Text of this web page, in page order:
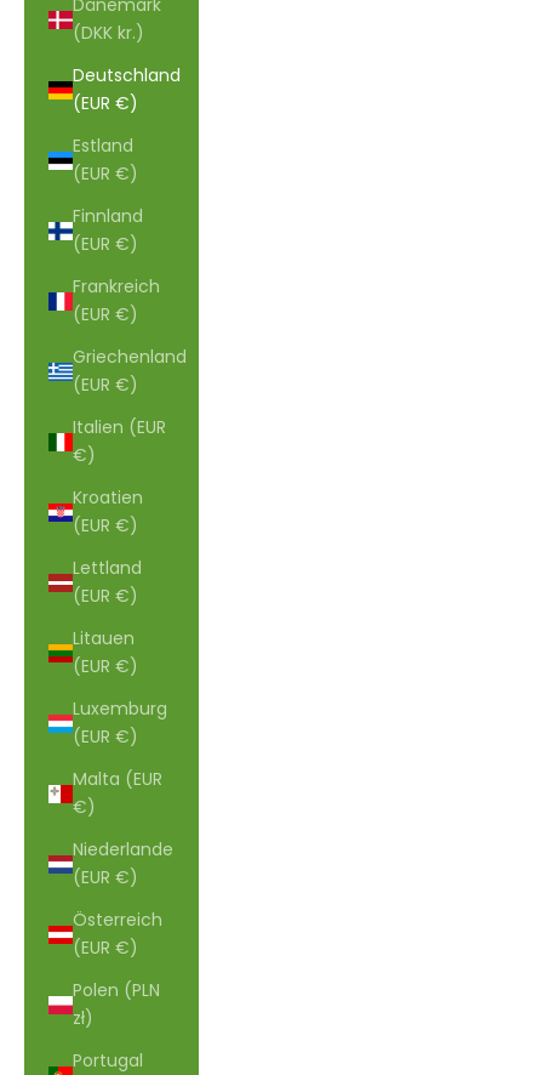
Dänemark
(DKK kr.)
Deutschland
(EUR €)
Estland
(EUR €)
Finnland
(EUR €)
Frankreich
(EUR €)
Griechenland
(EUR €)
Italien (EUR
€)
Kroatien
(EUR €)
Lettland
(EUR €)
Litauen
(EUR €)
Luxemburg
(EUR €)
Malta (EUR
€)
Niederlande
(EUR €)
Österreich
(EUR €)
Polen (PLN
zł)
Portugal